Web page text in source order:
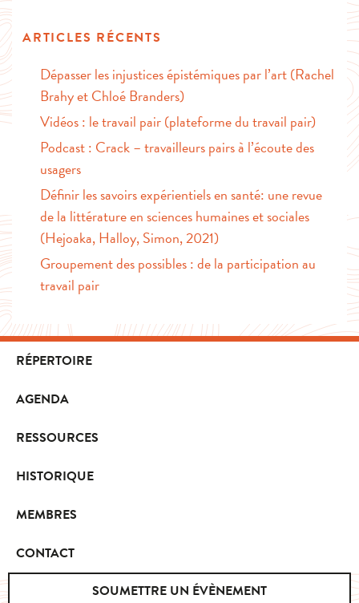
ARTICLES RÉCENTS
Dépasser les injustices épistémiques par l’art (Rachel
Brahy et Chloé Branders)
Vidéos : le travail pair (plateforme du travail pair)
Podcast : Crack – travailleurs pairs à l’écoute des
usagers
Définir les savoirs expérientiels en santé: une revue
de la littérature en sciences humaines et sociales
(Hejoaka, Halloy, Simon, 2021)
Groupement des possibles : de la participation au
travail pair
RÉPERTOIRE
AGENDA
RESSOURCES
HISTORIQUE
MEMBRES
CONTACT
SOUMETTRE UN ÉVÈNEMENT